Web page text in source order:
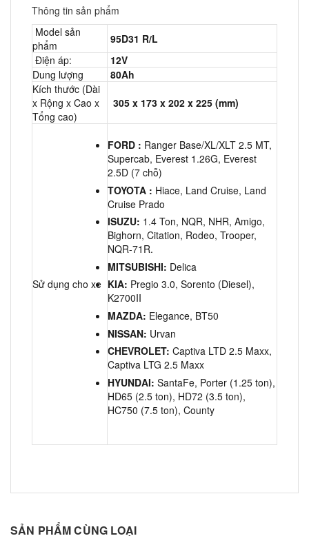
Thông tin sản phẩm
Model sản
phẩm
95D31 R/L
Điện áp:
12V
Dung lượng
80Ah
Kích thước (Dài
x Rộng x Cao x
Tổng cao)
305 x 173 x 202 x 225 (mm)
Sử dụng cho xe
FORD : Ranger Base/XL/XLT 2.5 MT,
Supercab, Everest 1.26G, Everest
2.5D (7 chỗ)
TOYOTA : Hiace, Land Cruise, Land
Cruise Prado
ISUZU: 1.4 Ton, NQR, NHR, Amigo,
Bighorn, Citation, Rodeo, Trooper,
NQR-71R.
MITSUBISHI: Delica
KIA: Pregio 3.0, Sorento (Diesel),
K2700II
MAZDA: Elegance, BT50
NISSAN: Urvan
CHEVROLET: Captiva LTD 2.5 Maxx,
Captiva LTG 2.5 Maxx
HYUNDAI: SantaFe, Porter (1.25 ton),
HD65 (2.5 ton), HD72 (3.5 ton),
HC750 (7.5 ton), County
SẢN PHẨM CÙNG LOẠI